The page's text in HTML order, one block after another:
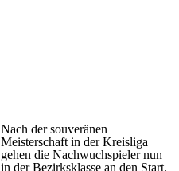
Nach der souveränen
Meisterschaft in der Kreisliga
gehen die Nachwuchspieler nun
in der Bezirksklasse an den Start.